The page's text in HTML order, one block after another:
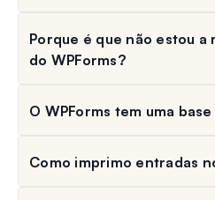
Porque é que não estou
do WPForms?
O WPForms tem uma
Como imprimo entradas